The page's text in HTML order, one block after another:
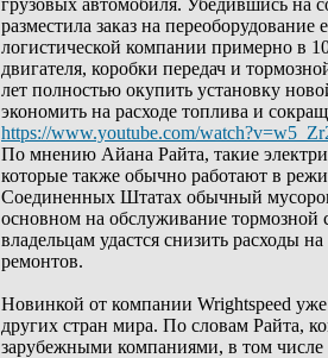
грузовых автомобиля. Убедившись на
разместила заказ на
логистической компании примерно в
двигателя, коробки передач и
лет полностью окупить установку
экономить на расходе топлива и
https://www.youtube.com/
По мнению Айана Райта, такие
которые также обычно работают в
Соединенных Штатах обычный
основном на обслуживание
владельцам удастся снизить расходы
ремонтов.
Новинкой от компании Wrightspeed
других стран мира. По словам Райта,
зарубежными компаниями, в том числе